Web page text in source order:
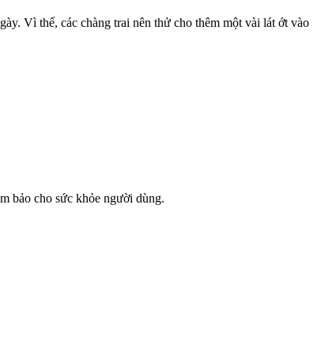
Vì thế, các chàng trai nên thử cho thêm một vài lát ớt vào
bảo cho sức khỏe người dùng.